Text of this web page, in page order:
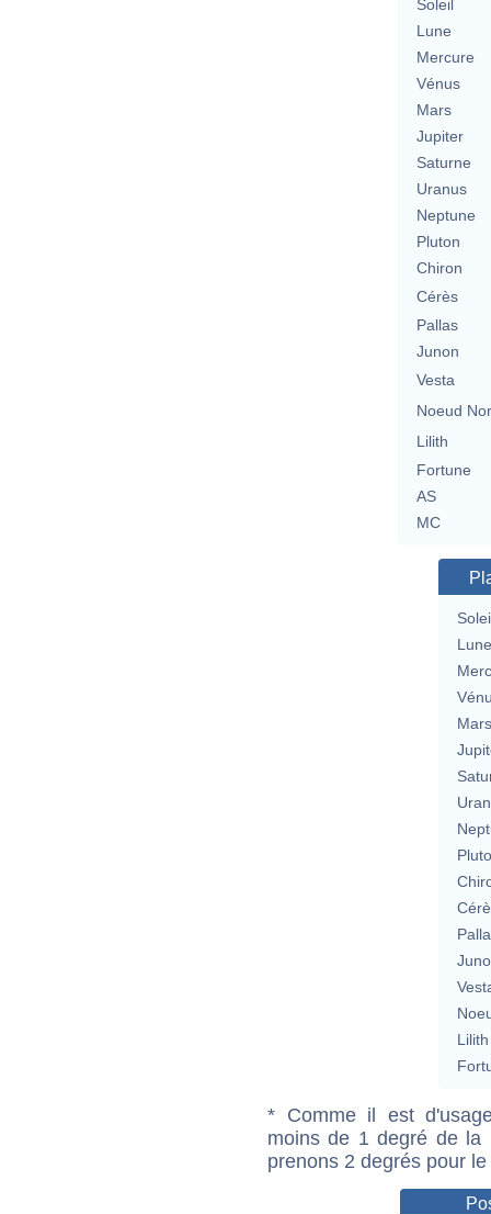
Soleil
Lune
Mercure
Vénus
Mars
Jupiter
Saturne
Uranus
Neptune
Pluton
Chiron
Cérès
Pallas
Junon
Vesta
Noeud
Lilith
Fortune
AS
MC
Lune
Mars
Lilith
* Comme il est
moins de 1 degré de la
prenons 2 degrés pour